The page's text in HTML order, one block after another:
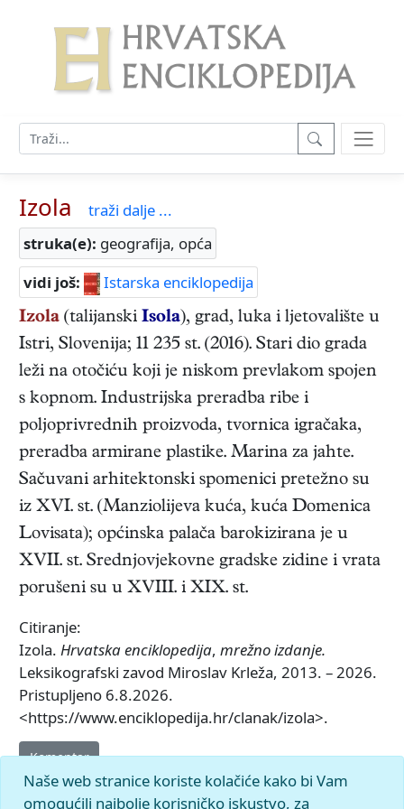
Izola
traži dalje ...
struka(e): geografija, opća
vidi još:
Istarska enciklopedija
Izola (talijanski Isola), grad, luka i ljetovalište u
Istri, Slovenija; 11 235 st. (2016). Stari dio grada
leži na otočiću koji je niskom prevlakom spojen
s kopnom. Industrijska preradba ribe i
poljoprivrednih proizvoda, tvornica igračaka,
preradba armirane plastike. Marina za jahte.
Sačuvani arhitektonski spomenici pretežno su
iz XVI. st. (Manziolijeva kuća, kuća Domenica
Lovisata); općinska palača barokizirana je u
XVII. st. Srednjovjekovne gradske zidine i vrata
porušeni su u XVIII. i XIX. st.
Citiranje:
Izola. Hrvatska enciklopedija, mrežno izdanje.
Leksikografski zavod Miroslav Krleža, 2013. – 2026.
Pristupljeno 6.8.2026.
<https://www.enciklopedija.hr/clanak/izola>.
Komentar
Naše web stranice koriste kolačiće kako bi Vam
omogućili najbolje korisničko iskustvo, za